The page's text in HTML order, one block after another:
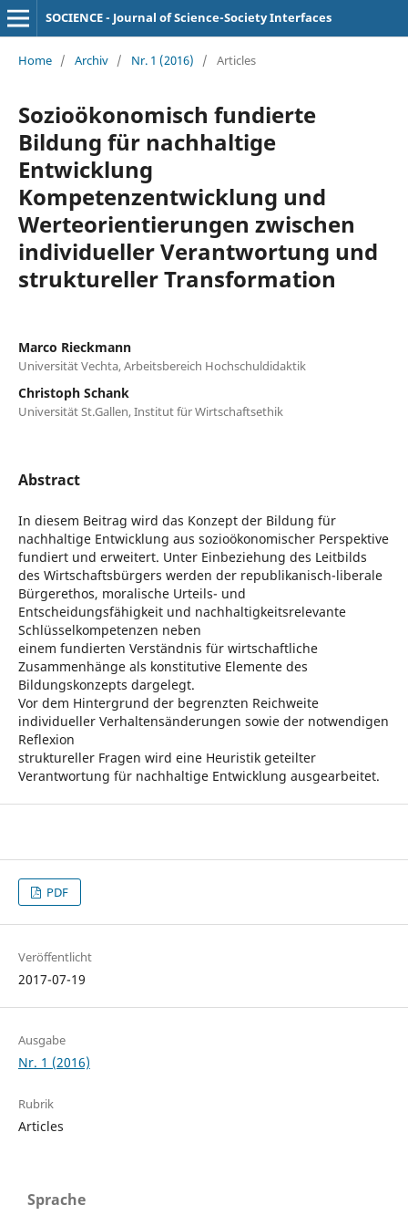
SOCIENCE - Journal of Science-Society Interfaces
Home / Archiv / Nr. 1 (2016) / Articles
Sozioökonomisch fundierte
Bildung für nachhaltige
Entwicklung
Kompetenzentwicklung und
Werteorientierungen zwischen
individueller Verantwortung und
struktureller Transformation
Marco Rieckmann
Universität Vechta, Arbeitsbereich Hochschuldidaktik
Christoph Schank
Universität St.Gallen, Institut für Wirtschaftsethik
Abstract
In diesem Beitrag wird das Konzept der Bildung für
nachhaltige Entwicklung aus sozioökonomischer Perspektive
fundiert und erweitert. Unter Einbeziehung des Leitbilds
des Wirtschaftsbürgers werden der republikanisch-liberale
Bürgerethos, moralische Urteils- und
Entscheidungsfähigkeit und nachhaltigkeitsrelevante
Schlüsselkompetenzen neben
einem fundierten Verständnis für wirtschaftliche
Zusammenhänge als konstitutive Elemente des
Bildungskonzepts dargelegt.
Vor dem Hintergrund der begrenzten Reichweite
individueller Verhaltensänderungen sowie der notwendigen
Reflexion
struktureller Fragen wird eine Heuristik geteilter
Verantwortung für nachhaltige Entwicklung ausgearbeitet.
PDF
Veröffentlicht
2017-07-19
Ausgabe
Nr. 1 (2016)
Rubrik
Articles
Sprache